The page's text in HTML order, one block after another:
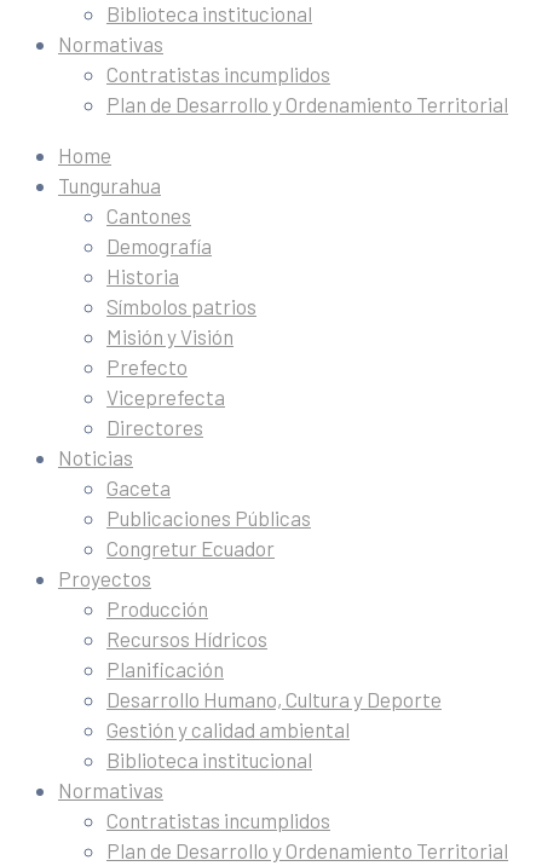
Biblioteca institucional
Normativas
Contratistas incumplidos
Plan de Desarrollo y Ordenamiento Territorial
Home
Tungurahua
Cantones
Demografía
Historia
Símbolos patrios
Misión y Visión
Prefecto
Viceprefecta
Directores
Noticias
Gaceta
Publicaciones Públicas
Congretur Ecuador
Proyectos
Producción
Recursos Hídricos
Planificación
Desarrollo Humano, Cultura y Deporte
Gestión y calidad ambiental
Biblioteca institucional
Normativas
Contratistas incumplidos
Plan de Desarrollo y Ordenamiento Territorial